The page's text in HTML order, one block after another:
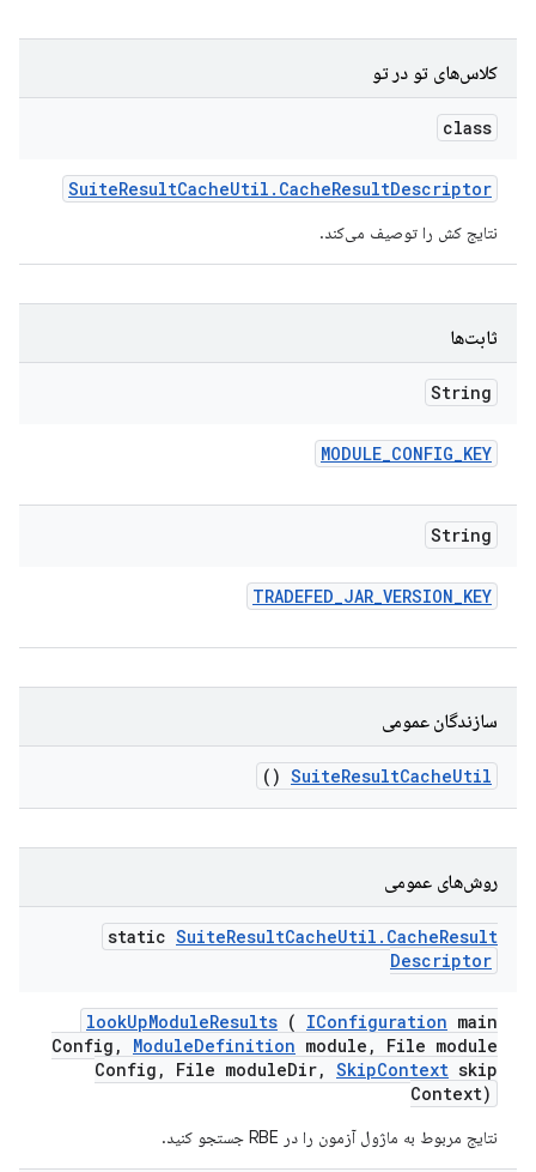
کلاس‌های تو در تو
class
SuiteResultCacheUtil . CacheResultDescriptor
نتایج کش را توصیف می‌کند.
ثابت‌ها
String
MODULE_CONFIG_KEY
String
TRADEFED_JAR_VERSION_KEY
سازندگان عمومی
SuiteResultCacheUtil
()
روش‌های عمومی
static SuiteResultCacheUtil . CacheResult
Descriptor
lookUpModuleResults ( IConfiguration main
Config , ModuleDefinition module ,
File module
Config , File moduleDir, SkipContext skip
Context)
نتایج مربوط به ماژول آزمون را در RBE جستجو کنید.